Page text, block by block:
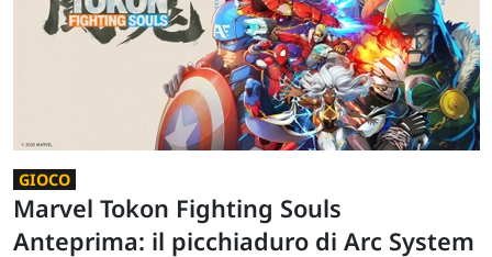
GIOCO
Marvel Tokon Fighting Souls
Anteprima: il picchiaduro di Arc System